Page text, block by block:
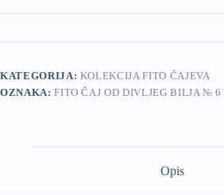
KATEGORIJA: KOLEKCIJA FITO ČAJEVA
OZNAKA:FITO ČAJ OD DIVLJEG BILJA № 6
Opis